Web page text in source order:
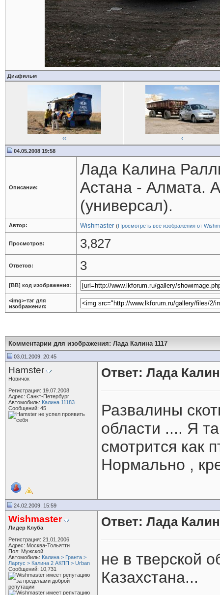
Диафильм
‹‹ ‹
04.05.2008 19:58
Описание:
Лада Калина
Астана - Алмата.
(универсал).
Автор: Wishmaster (Просмотреть все изображения от
Просмотров: 3,827
Ответов: 3
[BB] код изображения:
<img>-тэг для
изображения:
Комментарии для изображения: Лада Калина 1117
03.01.2009, 20:45
Hamster
Новичок
Регистрация: 19.07.2008
Адрес: Санкт-Петербург
Автомобиль: Калина 11183
Сообщений: 45
Ответ: Лада
Развалины
области .... Я
смотрится как
Нормально ,
24.02.2009, 15:59
Wishmaster
Лидер Клуба
Регистрация: 21.01.2006
Адрес: Москва-Тольятти
Пол: Мужской
Автомобиль: Калина > Гранта >
Ларгус > Калина 2 АКПП > Urban
Сообщений: 10,731
Ответ: Лада
не в тверской
Казахстана...